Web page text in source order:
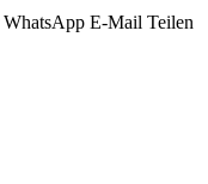
WhatsApp E-Mail Teilen